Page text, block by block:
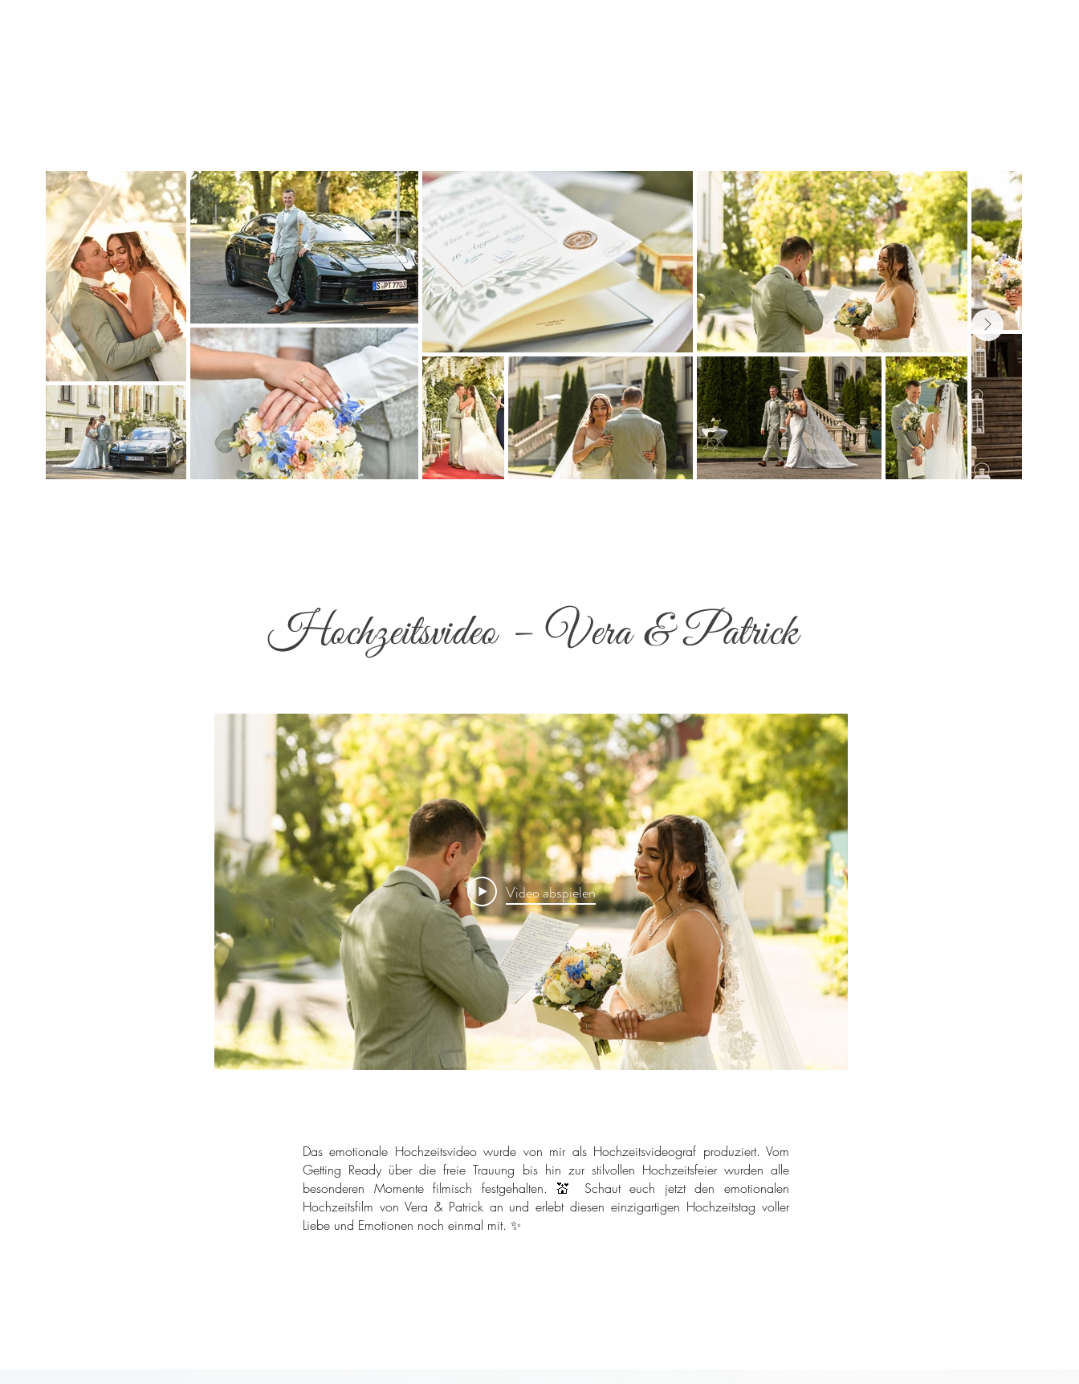
Hochzeitsvideo – Vera & Patrick
Video abspielen
Das emotionale Hochzeitsvideo wurde von mir als Hochzeitsvideograf produziert. Vom
Getting Ready über die freie Trauung bis hin zur stilvollen Hochzeitsfeier wurden alle
besonderen Momente filmisch festgehalten. 💒 Schaut euch jetzt den emotionalen
Hochzeitsfilm von Vera & Patrick an und erlebt diesen einzigartigen Hochzeitstag voller
Liebe und Emotionen noch einmal mit. ✨